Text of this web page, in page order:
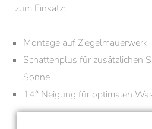
zum Einsatz:
Montage auf Ziegelmauerwerk
Schattenplus für zusätzlichen
Sonne
14° Neigung für optimalen